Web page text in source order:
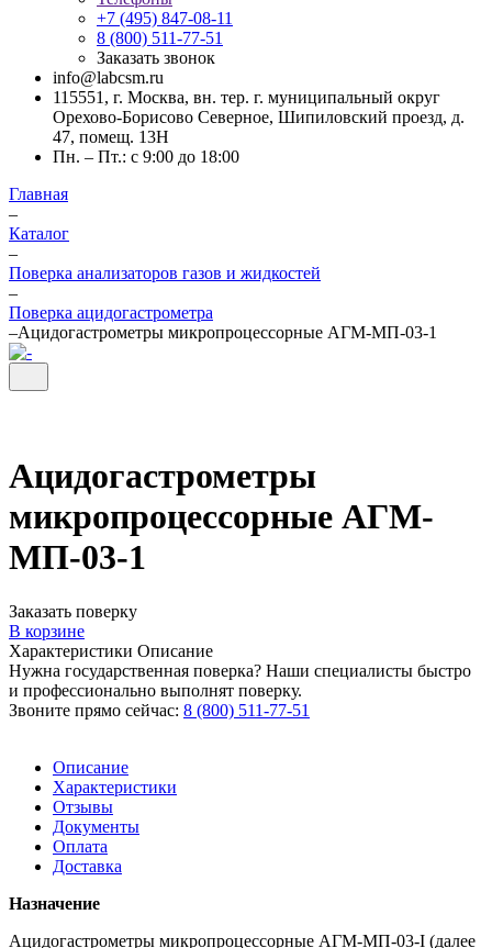
+7 (495) 847-08-11
8 (800) 511-77-51
Заказать звонок
info@labcsm.ru
115551, г. Москва, вн. тер. г. муниципальный округ
Орехово-Борисово Северное, Шипиловский проезд, д.
47, помещ. 13Н
Пн. – Пт.: с 9:00 до 18:00
Главная
–
Каталог
–
Поверка анализаторов газов и жидкостей
–
Поверка ацидогастрометра
–Ацидогастрометры микропроцессорные АГМ-МП-03-1
Ацидогастрометры
микропроцессорные АГМ-
МП-03-1
Заказать поверку
В корзине
Характеристики Описание
Нужна государственная поверка? Наши специалисты быстро
и профессионально выполнят поверку.
Звоните прямо сейчас: 8 (800) 511-77-51
Описание
Характеристики
Отзывы
Документы
Оплата
Доставка
Назначение
Ацидогастрометры микропроцессорные АГМ-МП-03-I (далее